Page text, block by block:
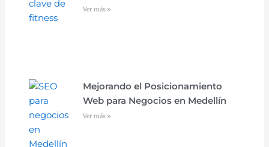
Ver más »
Mejorando el Posicionamiento
Web para Negocios en Medellín
Ver más »